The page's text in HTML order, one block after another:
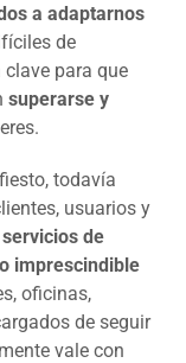
a adaptarnos
de
clave para que
superarse y
todavía
usuarios y
de
imprescindible
oficinas,
de seguir
vale con